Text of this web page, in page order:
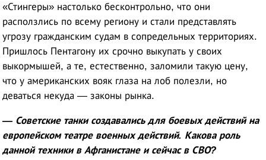
«Стингеры» настолько бесконтрольно, что они
расползлись по всему региону и стали представлять
угрозу гражданским судам в сопредельных территориях.
Пришлось Пентагону их срочно выкупать у своих
выкормышей, а те, естественно, заломили такую цену,
что у американских вояк глаза на лоб полезли, но
деваться некуда — законы рынка.
— Советские танки создавались для боевых действий на
европейском театре военных действий. Какова роль
данной техники в Афганистане и сейчас в СВО?